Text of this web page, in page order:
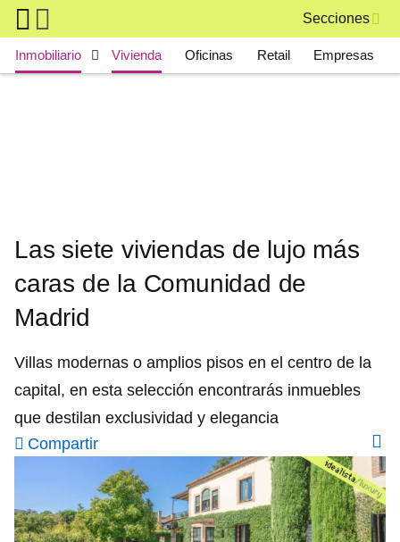
Skip to main content
Secciones
Main navigation
Inmobiliario Vivienda Oficinas Retail Empresas
Las siete viviendas de lujo más
caras de la Comunidad de
Madrid
Villas modernas o amplios pisos en el centro de la
capital, en esta selección encontrarás inmuebles
que destilan exclusividad y elegancia
Compartir